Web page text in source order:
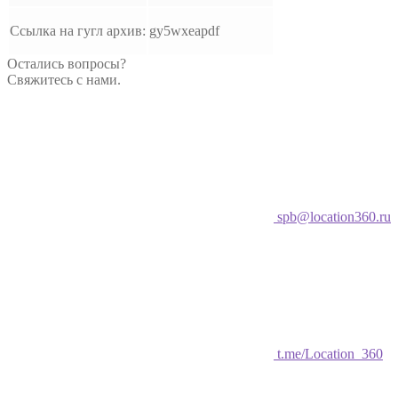
Ссылка на гугл архив: gy5wxeapdf
Остались вопросы?
Свяжитесь с нами.
spb@location360.ru
t.me/Location_360